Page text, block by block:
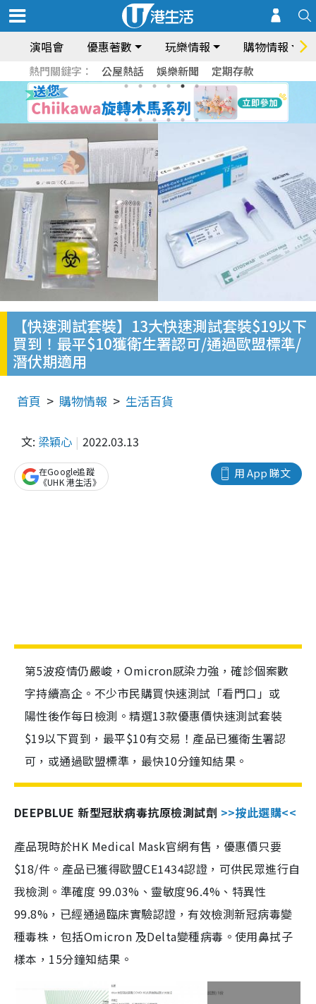
演唱會 優惠著數 玩樂情報 購物情報
熱門關鍵字： 公屋熱話 娛樂新聞 定期存款
【快速測試套裝】13大快速測試套裝$19以下
買到！最平$10獲衛生署認可/通過歐盟標準/
潛伏期適用
首頁 購物情報 生活百貨
文: 梁穎心 2022.03.13
用 App 睇文
在Google追蹤
《UHK 港生活》
第5波疫情仍嚴峻，Omicron感染力強，確診個案數
字持續高企。不少市民購買快速測試「看門口」或
陽性後作每日檢測。精選13款優惠價快速測試套裝
$19以下買到，最平$10有交易！產品已獲衛生署認
可，或通過歐盟標準，最快10分鐘知結果。
DEEPBLUE 新型冠狀病毒抗原檢測試劑 >>按此選購<<
產品現時於HK Medical Mask官網有售，優惠價只要
$18/件。產品已獲得歐盟CE1434認證，可供民眾進行自
我檢測。準確度 99.03%、靈敏度96.4%、特異性
99.8%，已經通過臨床實驗認證，有效檢測新冠病毒變
種毒株，包括Omicron 及Delta變種病毒。使用鼻拭子
樣本，15分鐘知結果。